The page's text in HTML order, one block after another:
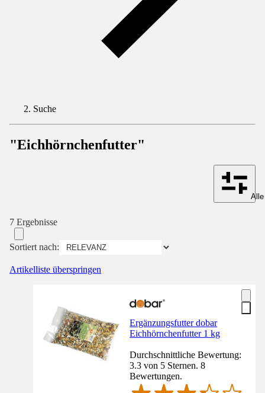
Suche
"Eichhörnchenfutter"
7 Ergebnisse
Sortiert nach:
Artikelliste überspringen
Ergänzungsfutter dobar
Eichhörnchenfutter 1 kg
Durchschnittliche Bewertung:
3.3 von 5 Sternen. 8
Bewertungen.